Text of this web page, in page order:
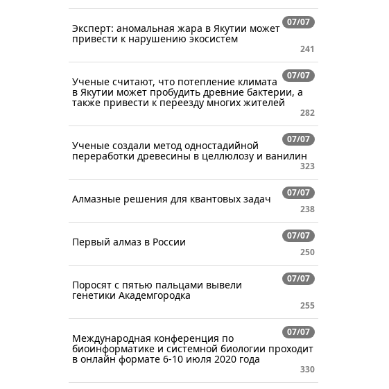
07/07
Эксперт: аномальная жара в Якутии может
привести к нарушению экосистем
241
07/07
Ученые считают, что потепление климата
в Якутии может пробудить древние бактерии, а
также привести к переезду многих жителей
282
07/07
Ученые создали метод одностадийной
переработки древесины в целлюлозу и ванилин
323
07/07
Алмазные решения для квантовых задач
238
07/07
Первый алмаз в России
250
07/07
Поросят с пятью пальцами вывели
генетики Академгородка
255
07/07
Международная конференция по
биоинформатике и системной биологии проходит
в онлайн формате 6-10 июля 2020 года
330